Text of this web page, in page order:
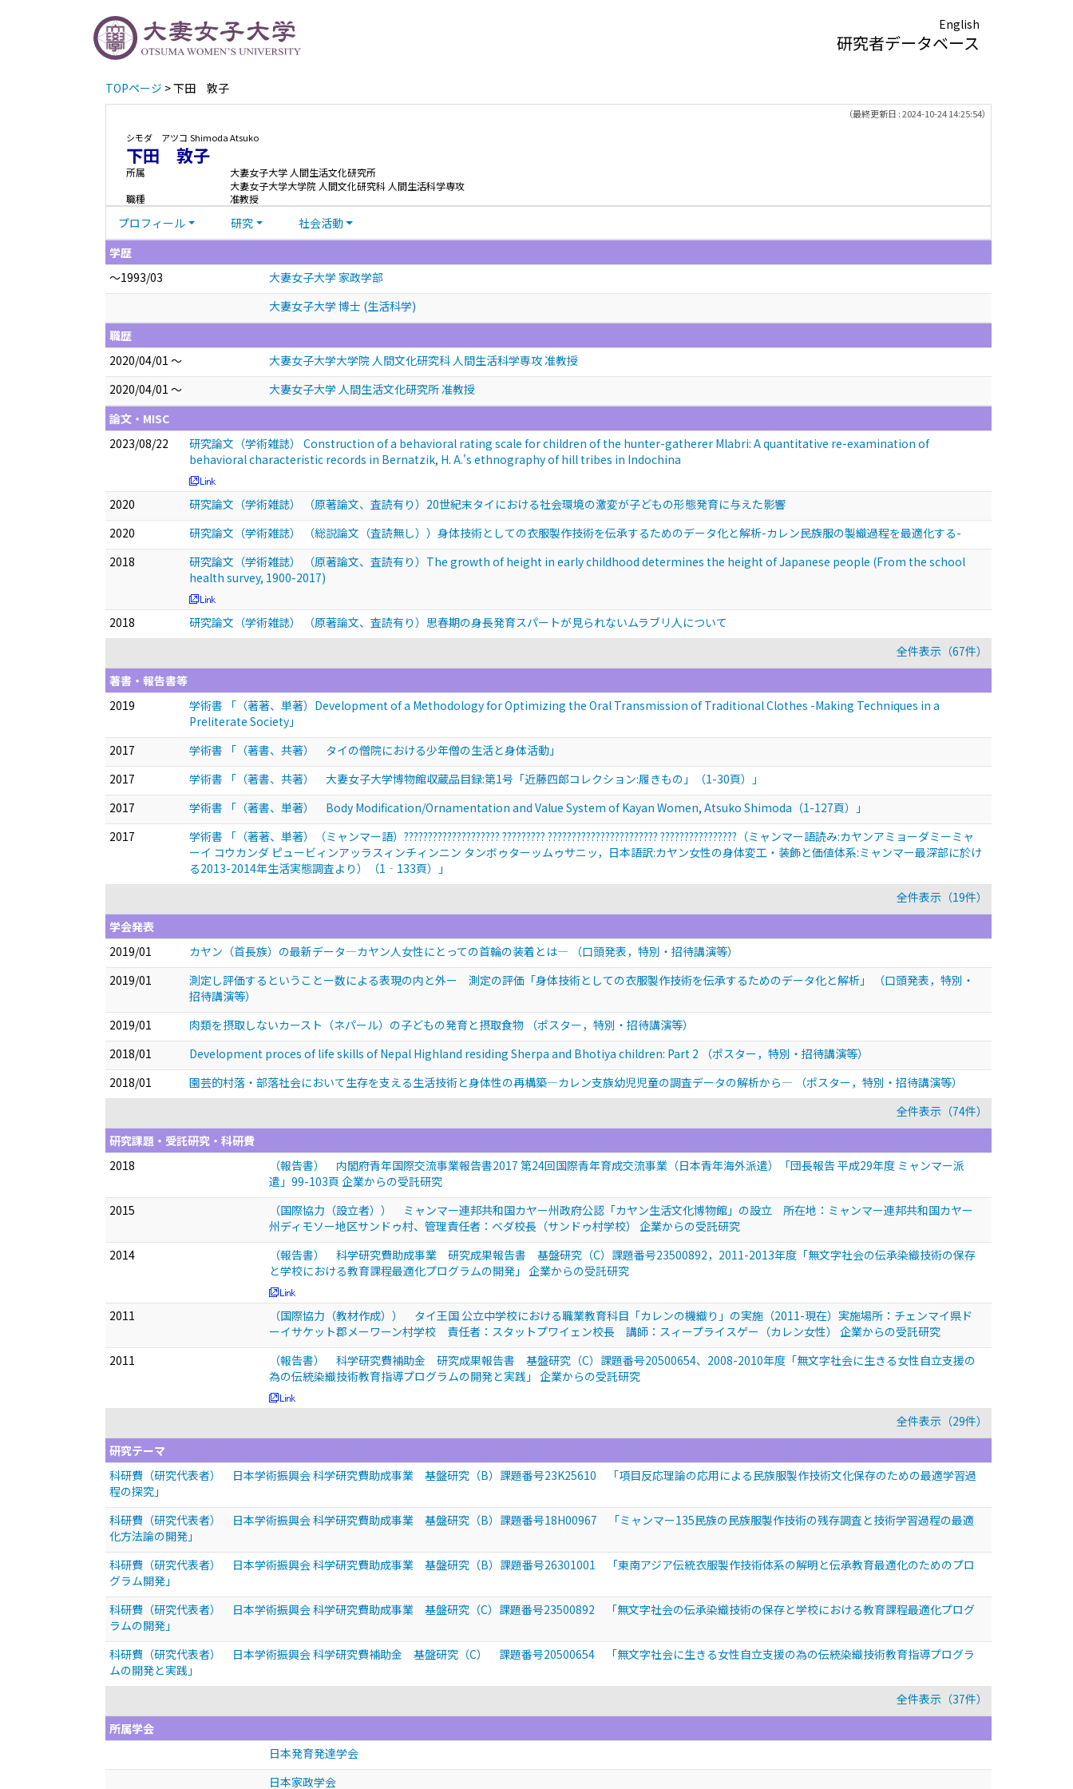
English
研究者データベース
TOPページ > 下田 敦子
（最終更新日 : 2024-10-24 14:25:54）
シモダ アツコ Shimoda Atsuko
下田 敦子
所属
大妻女子大学 人間生活文化研究所
大妻女子大学大学院 人間文化研究科 人間生活科学専攻
職種
准教授
プロフィール 研究
社会活動
学歴
～1993/03
大妻女子大学 家政学部
大妻女子大学 博士 (生活科学)
職歴
2020/04/01 ～
大妻女子大学大学院 人間文化研究科 人間生活科学専攻 准教授
2020/04/01 ～
大妻女子大学 人間生活文化研究所 准教授
論文・MISC
2023/08/22
研究論文（学術雑誌） Construction of a behavioral rating scale for children of the hunter-gatherer Mlabri: A quantitative re-examination of
behavioral characteristic records in Bernatzik, H. A.'s ethnography of hill tribes in Indochina
2020
研究論文（学術雑誌） （原著論文、査読有り）20世紀末タイにおける社会環境の激変が子どもの形態発育に与えた影響
2020
研究論文（学術雑誌） （総説論文（査読無し））身体技術としての衣服製作技術を伝承するためのデータ化と解析-カレン民族服の製織過程を最適化する-
2018
研究論文（学術雑誌） （原著論文、査読有り）The growth of height in early childhood determines the height of Japanese people (From the school
health survey, 1900-2017)
2018
研究論文（学術雑誌） （原著論文、査読有り）思春期の身長発育スパートが見られないムラブリ人について
全件表示（67件）
著書・報告書等
2019
学術書 「（著著、単著）Development of a Methodology for Optimizing the Oral Transmission of Traditional Clothes -Making Techniques in a
Preliterate Society」
2017
学術書 「（著書、共著） タイの僧院における少年僧の生活と身体活動」
2017
学術書 「（著書、共著） 大妻女子大学博物館収蔵品目録:第1号「近藤四郎コレクション:履きもの」（1-30頁）」
2017
学術書 「（著書、単著） Body Modification/Ornamentation and Value System of Kayan Women, Atsuko Shimoda（1-127頁）」
2017
学術書 「（著著、単著）（ミャンマー語）???????????????????? ????????? ??????????????????????? ????????????????（ミャンマー語読み:カヤンアミョーダミーミャ
ーイ コウカンダ ピュービィンアッラスィンチィンニン タンボゥターッムゥサニッ，日本語訳:カヤン女性の身体変工・装飾と価値体系:ミャンマー最深部に於け
る2013-2014年生活実態調査より）（1‐133頁）」
全件表示（19件）
学会発表
2019/01
カヤン（首長族）の最新データ—カヤン人女性にとっての首輪の装着とは—
（口頭発表，特別・招待講演等）
2019/01
測定し評価するということー数による表現の内と外ー 測定の評価「身体技術としての衣服製作技術を伝承するためのデータ化と解析」
（口頭発表，特別・
招待講演等）
2019/01
肉類を摂取しないカースト（ネパール）の子どもの発育と摂取食物
（ポスター，特別・招待講演等）
2018/01
Development proces of life skills of Nepal Highland residing Sherpa and Bhotiya children: Part 2
（ポスター，特別・招待講演等）
2018/01
園芸的村落・部落社会において生存を支える生活技術と身体性の再構築—カレン支族幼児児童の調査データの解析から—
（ポスター，特別・招待講演等）
全件表示（74件）
研究課題・受託研究・科研費
2018
（報告書） 内閣府青年国際交流事業報告書2017 第24回国際青年育成交流事業（日本青年海外派遣）「団長報告 平成29年度 ミャンマー派
遣」99-103頁 企業からの受託研究
2015
（国際協力（設立者）） ミャンマー連邦共和国カヤー州政府公認「カヤン生活文化博物館」の設立 所在地：ミャンマー連邦共和国カヤー
州ディモソー地区サンドゥ村、管理責任者：ベダ校長（サンドゥ村学校） 企業からの受託研究
2014
（報告書） 科学研究費助成事業 研究成果報告書 基盤研究（C）課題番号23500892，2011-2013年度「無文字社会の伝承染織技術の保存
と学校における教育課程最適化プログラムの開発」 企業からの受託研究
2011
（国際協力（教材作成）） タイ王国 公立中学校における職業教育科目「カレンの機織り」の実施（2011-現在）実施場所：チェンマイ県ド
ーイサケット郡メーワーン村学校 責任者：スタットプワイェン校長 講師：スィープライスゲー（カレン女性） 企業からの受託研究
2011
（報告書） 科学研究費補助金 研究成果報告書 基盤研究（C）課題番号20500654、2008-2010年度「無文字社会に生きる女性自立支援の
為の伝統染織技術教育指導プログラムの開発と実践」 企業からの受託研究
全件表示（29件）
研究テーマ
科研費（研究代表者） 日本学術振興会 科学研究費助成事業 基盤研究（B）課題番号23K25610 「項目反応理論の応用による民族服製作技術文化保存のための最適学習過
程の探究」
科研費（研究代表者） 日本学術振興会 科学研究費助成事業 基盤研究（B）課題番号18H00967 「ミャンマー135民族の民族服製作技術の残存調査と技術学習過程の最適
化方法論の開発」
科研費（研究代表者） 日本学術振興会 科学研究費助成事業 基盤研究（B）課題番号26301001 「東南アジア伝統衣服製作技術体系の解明と伝承教育最適化のためのプロ
グラム開発」
科研費（研究代表者） 日本学術振興会 科学研究費助成事業 基盤研究（C）課題番号23500892 「無文字社会の伝承染織技術の保存と学校における教育課程最適化プログ
ラムの開発」
科研費（研究代表者） 日本学術振興会 科学研究費補助金 基盤研究（C） 課題番号20500654 「無文字社会に生きる女性自立支援の為の伝統染織技術教育指導プログラ
ムの開発と実践」
全件表示（37件）
所属学会
日本発育発達学会
日本家政学会